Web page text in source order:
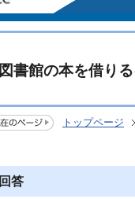
図書館の本を借り
トップページ
回答